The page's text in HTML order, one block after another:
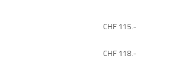
CHF 115.-
CHF 118.-